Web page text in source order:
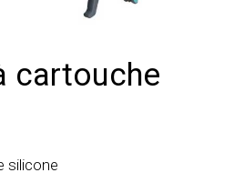
cartouche
silicone